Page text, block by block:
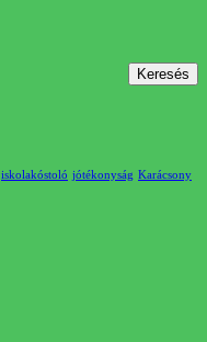
iskolakóstoló jótékonyság Karácsony